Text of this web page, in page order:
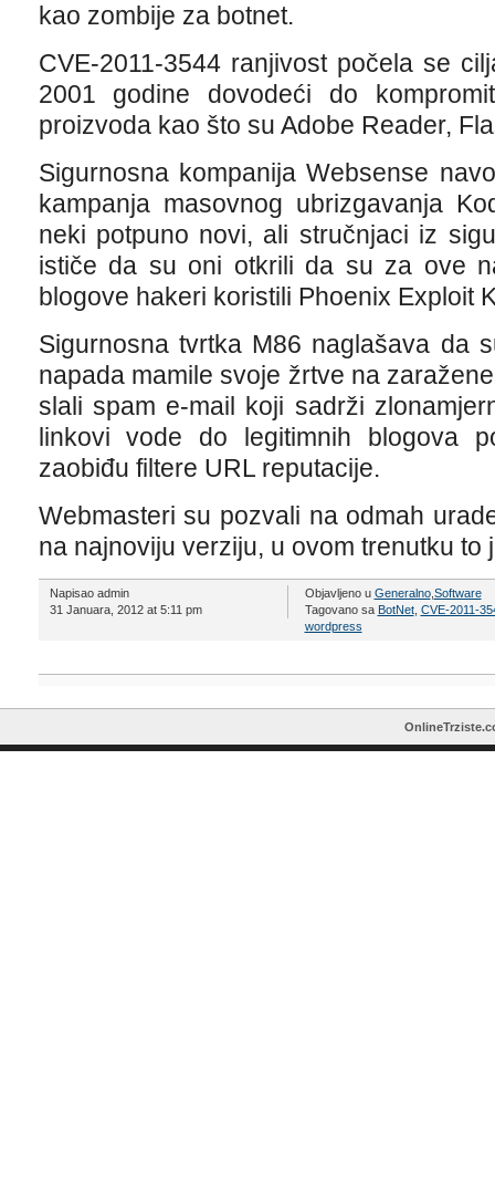
kao zombije za botnet.
CVE-2011-3544 ranjivost počela se
2001 godine dovodeći do
proizvoda kao što su Adobe Reader,
Sigurnosna kompanija Websense
kampanja masovnog ubrizgavanja
neki potpuno novi, ali stručnjaci iz
ističe da su oni otkrili da su za ove
blogove hakeri koristili Phoenix Exploit
Sigurnosna tvrtka M86 naglašava da
napada mamile svoje žrtve na
slali spam e-mail koji sadrži
linkovi vode do legitimnih blogova
zaobiđu filtere URL reputacije.
Webmasteri su pozvali na odmah
na najnoviju verziju, u ovom trenutku to
Napisao admin
31 Januara, 2012 at 5:11 pm
Objavljeno u Generalno, Software
Tagovano sa BotNet, CVE-2011-
wordpress